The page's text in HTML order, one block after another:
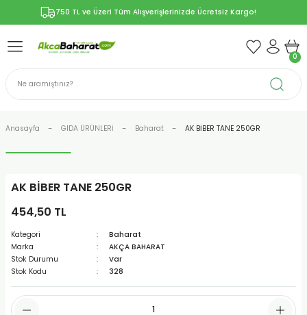
750 TL ve Üzeri Tüm Alışverişlerinizde Ücretsiz Kargo!
Geri Dön
Propolis
Geri Dön
Geri Dön
Geri Dön
KAPSÜLLER
Geri Dön
0
Anasayfa GIDA ÜRÜNLERİ Baharat AK BİBER TANE 250GR
AK BİBER TANE 250GR
454,50 TL
Kategori
Baharat
Marka
AKÇA BAHARAT
Stok Durumu
Var
Stok Kodu
328